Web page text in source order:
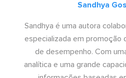
Sandhya
Sandhya é uma autora
especializada em promoção
de desempenho. Com
analítica e uma grande